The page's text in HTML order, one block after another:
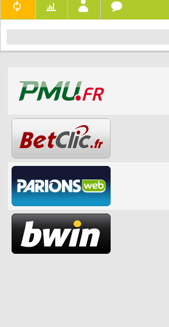
LES BUTEURS
LES 32 ÉQUIPES
LES STADES
HISTORIQUE
COUPE DES CONFÉDÉRATIONS